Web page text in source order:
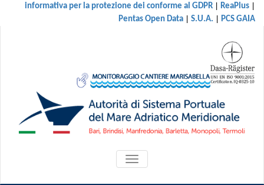
informativa per la protezione dei conforme al GDPR | ReaPlus |
Pentas Open Data | S.U.A. | PCS GAIA
ATTIVA/DISATTIVA
MENU